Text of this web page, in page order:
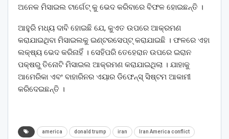
ଅନେକ ମିସାଇଲ ଟାର୍ଗେଟ୍ କୁ ଭେଦ କରିବାରେ ବିଫଳ ହୋଇଛନ୍ତି ।
ଆହୁରି ମଧ୍ୟ ଦାବି ହୋଇଛି ଯେ, କୁଏତ ଉପରେ ଆକ୍ରମଣ
କରାଯାଇଥିବା ମିସାଇଲକୁ ଇଣ୍ଟରସେପ୍ଟ୍ କରାଯାଇଛି । ଫଳରେ ଏହା
ଲକ୍ଷ୍ୟ ଭେଦ କରିନାହିଁ । ସେହିପରି ତେହେରାନ ଉପରେ ଇରାନ
ପକ୍ଷରୁ ତିନୋଟି ମିସାଇଲ ଆକ୍ରମଣ କରାଯାଇଥିଲା । ଯାହାକୁ
ଆମେରିକା ଏବଂ ବାହାରିନର ଏୟାର ଡିଫେନ୍ସ୍ ସିଷ୍ଟମ ଆକାମୀ
କରିଦେଇଛନ୍ତି ।
america donald trump iran Iran America conflict